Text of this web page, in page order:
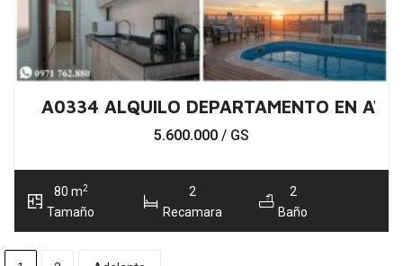
A0334 ALQUILO DEPARTAMENTO EN
5.600.000 / GS
80 m2
Tamaño
2
Recamara
2
Baño